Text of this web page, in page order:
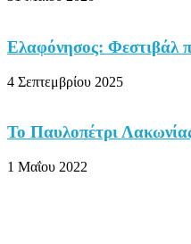
Ελαφόνησος: Φεστιβάλ
4 Σεπτεμβρίου 2025
Το Παυλοπέτρι
1 Μαΐου 2022